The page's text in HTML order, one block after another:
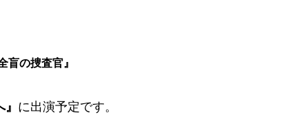
盲の捜査官』
に出演予定です。